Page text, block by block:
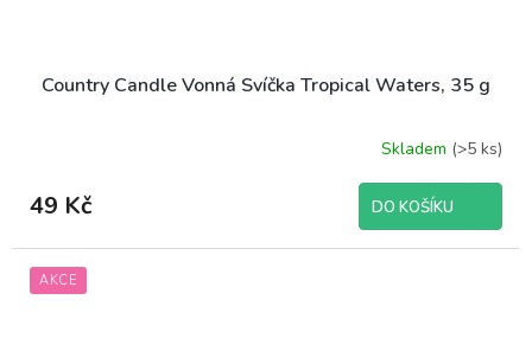
Country Candle Vonná Svíčka Tropical Waters, 35 g
Skladem (>5 ks)
49 Kč DO KOŠÍKU
AKCE